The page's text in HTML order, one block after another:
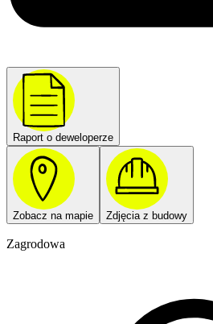
Raport o deweloperze
Zobacz na mapie Zdjęcia z budowy
Zagrodowa